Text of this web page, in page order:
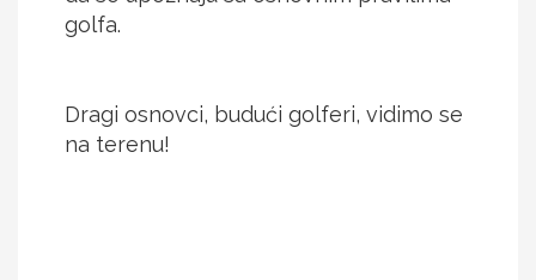
golfa.
Dragi osnovci, budući golferi, vidimo se
na terenu!